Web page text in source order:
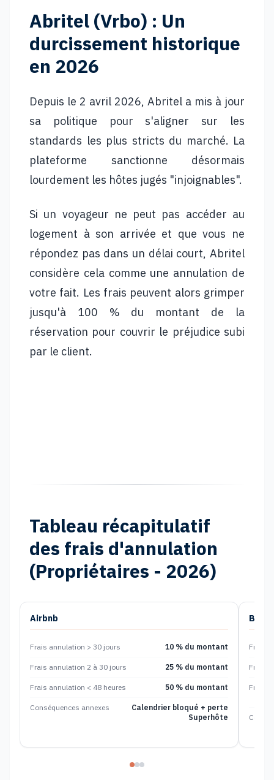
Abritel (Vrbo) : Un
durcissement historique
en 2026
Depuis le 2 avril 2026, Abritel a mis à jour
sa politique pour s'aligner sur les
standards les plus stricts du marché. La
plateforme sanctionne désormais
lourdement les hôtes jugés "injoignables".
Si un voyageur ne peut pas accéder au
logement à son arrivée et que vous ne
répondez pas dans un délai court, Abritel
considère cela comme une annulation de
votre fait. Les frais peuvent alors grimper
jusqu'à 100 % du montant de la
réservation pour couvrir le préjudice subi
par le client.
Tableau récapitulatif
des frais d'annulation
(Propriétaires - 2026)
Airbnb
Frais annulation > 30 jours 10 % du montant
Frais annulation 2 à 30 jours 25 % du montant
Frais annulation < 48 heures 50 % du montant
Conséquences annexes
Calendrier bloqué + perte
Superhôte
Frais
Frais
Frais